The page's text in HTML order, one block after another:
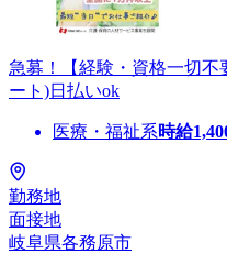
急募！【経験・資格一切
ート)日払いok
医療・福祉系時給
勤務地
面接地
岐阜県各務原市